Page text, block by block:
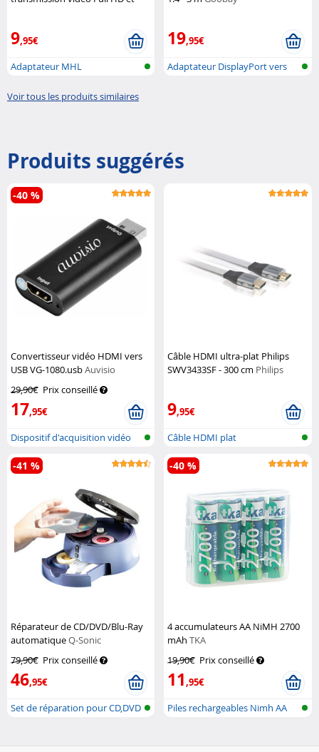
9,95€
Adaptateur MHL
19,95€
Adaptateur DisplayPort vers
Voir tous les produits similaires
Produits suggérés
Convertisseur vidéo HDMI vers
USB VG-1080.usbAuvisio
29,90€ Prix conseillé
17,95€
-40 %
Dispositif d'acquisition vidéo
HDMI...
Câble HDMI ultra-plat Philips
SWV3433SF - 300 cm Philips
9,95€
Câble HDMI plat
Réparateur de CD/DVD/Blu-Ray
automatiqueQ-Sonic
79,90€ Prix conseillé
46,95€
-41 %
Set de réparation pour CD,DVD
4 accumulateurs AA NiMH 2700
mAhTKA
19,90€ Prix conseillé
11,95€
-40 %
Piles rechargeables Nimh AA